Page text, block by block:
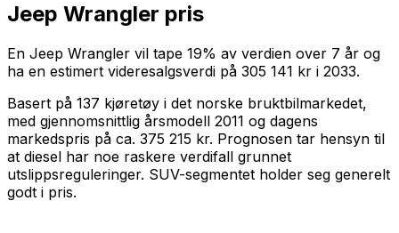
Jeep Wrangler pris
En Jeep Wrangler vil tape 19% av verdien over 7 år og
ha en estimert videresalgsverdi på 305 141 kr i 2033.
Basert på 137 kjøretøy i det norske bruktbilmarkedet,
med gjennomsnittlig årsmodell 2011 og dagens
markedspris på ca. 375 215 kr. Prognosen tar hensyn til
at diesel har noe raskere verdifall grunnet
utslippsreguleringer. SUV-segmentet holder seg generelt
godt i pris.